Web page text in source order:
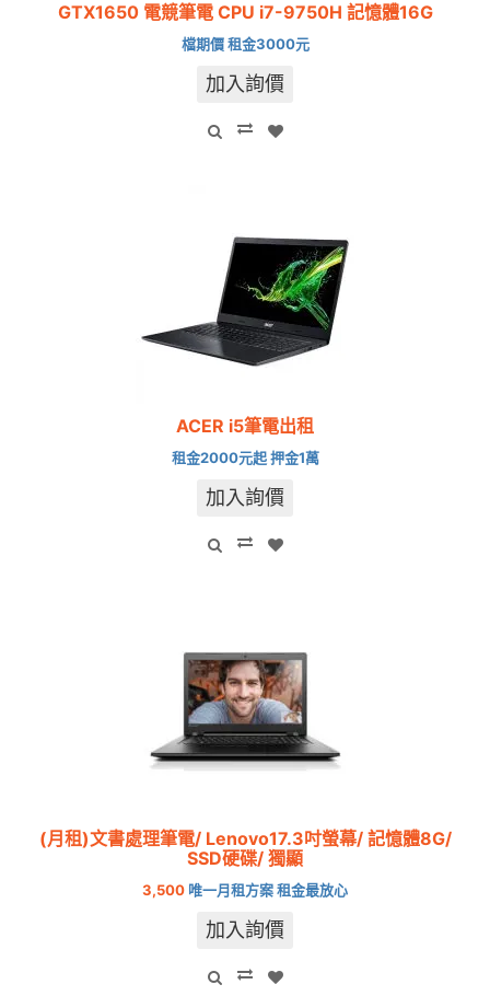
GTX1650 電競筆電 CPU i7-9750H 記憶體16G
檔期價 租金3000元
加入詢價
ACER i5筆電出租
租金2000元起 押金1萬
加入詢價
(月租)文書處理筆電/ Lenovo17.3吋螢幕/ 記憶體8G/
SSD硬碟/ 獨顯
3,500 唯一月租方案 租金最放心
加入詢價